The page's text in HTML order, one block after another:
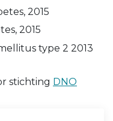
2015
2015
type 2 2013
stichting DNO